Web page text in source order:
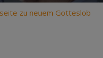
zu neuem Gotteslob